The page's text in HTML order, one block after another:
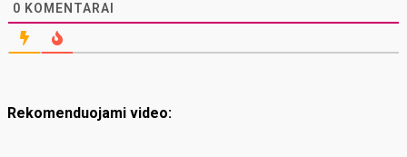
0 KOMENTARAI
Rekomenduojami video: